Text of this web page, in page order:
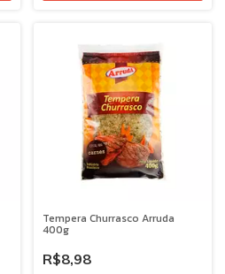
Tempera Churrasco Arruda
400g
R$8,98